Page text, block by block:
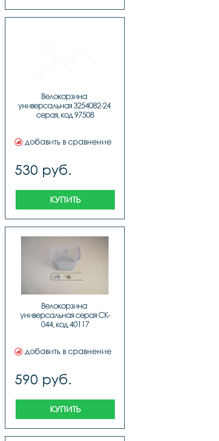
Велокорзина
универсальная 3254082-24
серая, код 97508
добавить в сравнение
530 руб.
КУПИТЬ
Велокорзина
универсальная серая CK-
044, код 40117
добавить в сравнение
590 руб.
КУПИТЬ